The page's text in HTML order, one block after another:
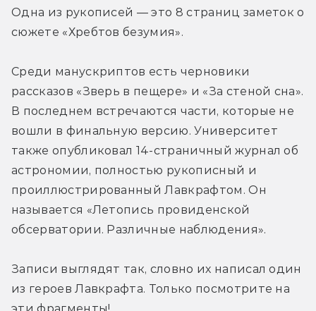
Одна из рукописей — это 8 страниц заметок о
сюжете «Хребтов безумия».
Среди манускриптов есть черновики
рассказов «Зверь в пещере» и «За стеной сна».
В последнем встречаются части, которые не
вошли в финальную версию. Университет
также опубликовал 14-страничный журнал об
астрономии, полностью рукописный и
проиллюстрированный Лавкрафтом. Он
называется «Летопись провиденской
обсерватории. Различные наблюдения».
Записи выглядят так, словно их написал один
из героев Лавкрафта. Только посмотрите на
эти фрагменты!